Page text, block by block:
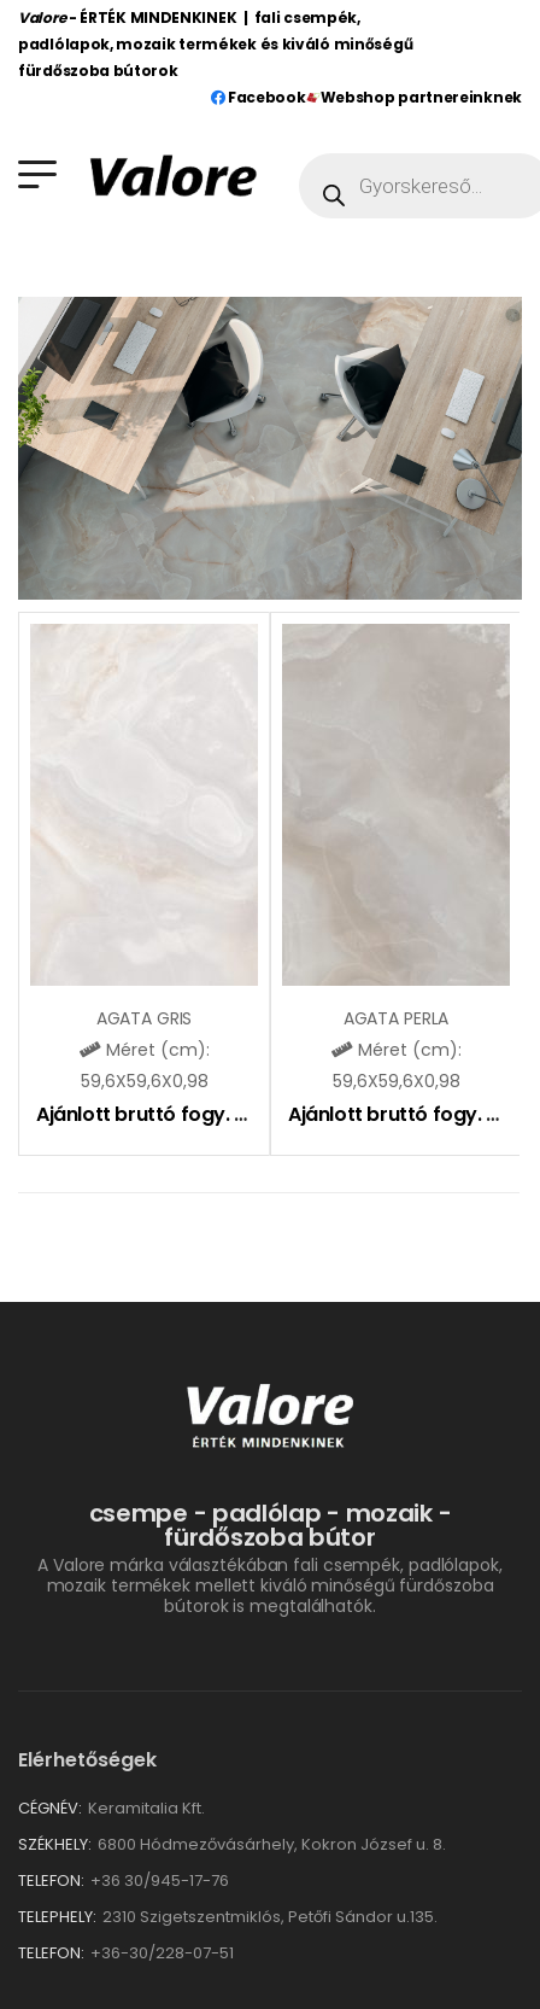
Valore - ÉRTÉK MINDENKINEK | fali csempék,
padlólapok, mozaik termékek és kiváló minőségű
fürdőszoba bútorok
Facebook
Webshop partnereinknek
AGATA GRIS
Méret (cm):
59,6X59,6X0,98
Ajánlott bruttó fogy. ár: 9390Ft
AGATA PERLA
Méret (cm):
59,6X59,6X0,98
Ajánlott bruttó fogy. ár:
csempe - padlólap - mozaik -
fürdőszoba bútor
A Valore márka választékában fali csempék, padlólapok,
mozaik termékek mellett kiváló minőségű fürdőszoba
bútorok is megtalálhatók.
Elérhetőségek
CÉGNÉV: Keramitalia Kft.
SZÉKHELY: 6800 Hódmezővásárhely, Kokron József u. 8.
TELEFON: +36 30/945-17-76
TELEPHELY: 2310 Szigetszentmiklós, Petőfi Sándor u.135.
TELEFON: +36-30/228-07-51